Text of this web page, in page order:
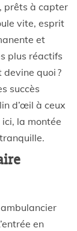
prêts à capter
vite, esprit
et
plus réactifs
quoi ?
succès
d’œil à ceux
la montée
en